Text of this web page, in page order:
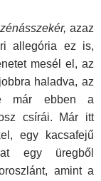
azaz
allegória ez is,
mesél el, az
haladva, az
már ebben a
csírái. Már itt
egy kacsafejű
egy üregből
amint a